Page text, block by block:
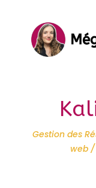
Gestion des
web /